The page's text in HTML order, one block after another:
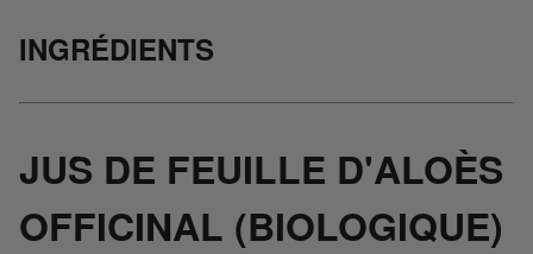
INGRÉDIENTS
JUS DE FEUILLE D'ALOÈS
OFFICINAL (BIOLOGIQUE)